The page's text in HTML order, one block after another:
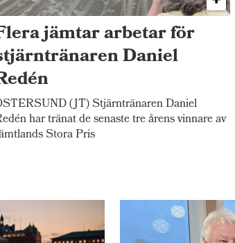
jämtar arbetar för
Daniel
(JT) Stjärntränaren Daniel
har tränat de senaste tre årens vinnare av
Stora Pris